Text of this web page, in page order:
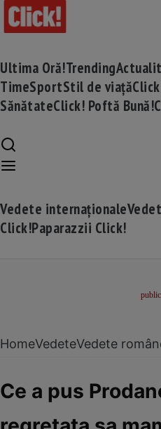
Ultima Oră!Trending
TimeSportStil de viață
SănătateClick! Poftă Bună!
Vedete internaționale
Click!Paparazzii Click!
HomeVedeteVedete
Ce a pus